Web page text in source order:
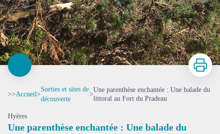
Imprimer
>>Accueil>
Sorties et sites de
découverte
>
Une parenthèse enchantée : Une balade du
littoral au Fort du Pradeau
Hyères
Une parenthèse enchantée : Une balade du